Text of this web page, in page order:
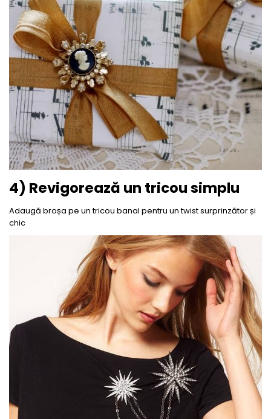
4) Revigorează un tricou simplu
Adaugă broșa pe un tricou banal pentru un twist surprinzător și
chic